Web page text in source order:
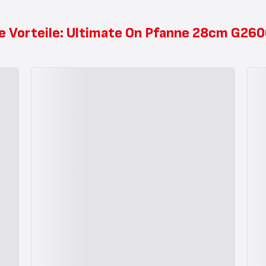
Vorteile: Ultimate On Pfanne 28cm